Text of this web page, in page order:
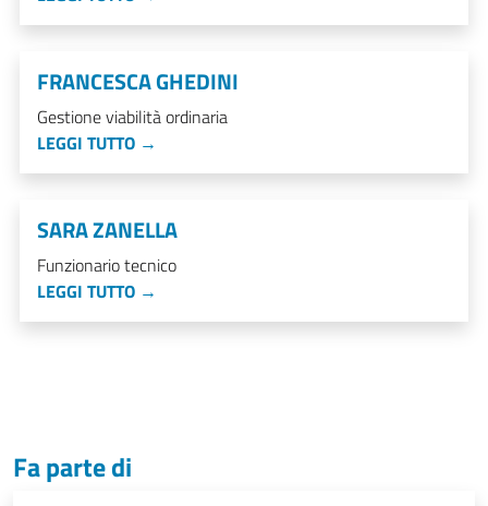
FRANCESCA GHEDINI
Gestione viabilità ordinaria
LEGGI TUTTO →
SARA ZANELLA
Funzionario tecnico
LEGGI TUTTO →
Fa parte di